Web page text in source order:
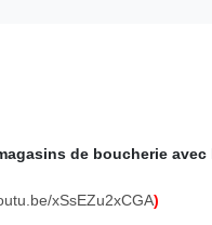
de boucherie
xSsEZu2xCGA)